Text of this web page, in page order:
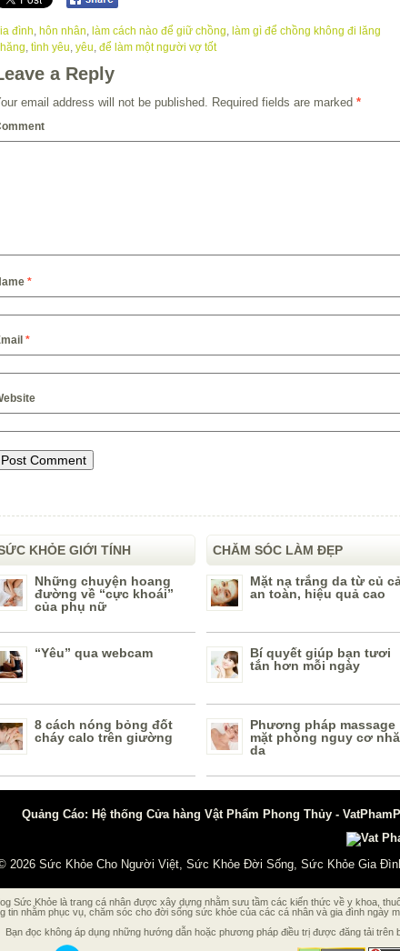
đình hôn nhân làm cách nào để giữ chồng làm gì để chồng không đi lăng
tình yêu yêu để làm một người vợ tốt
a Reply
email address will not be published. Required fields are marked *
*
*
KHỎE GIỚI TÍNH
Những chuyện hoang
đường về “cực khoái”
của phụ nữ
“Yêu” qua webcam
8 cách nóng bỏng đốt
cháy calo trên giường
CHĂM SÓC LÀM ĐẸP
Mặt nạ trắng da từ củ
an toàn, hiệu quả cao
Bí quyết giúp bạn tươi
tắn hơn mỗi ngày
Phương pháp massage
mặt phòng nguy cơ
da
Quảng Cáo: Hệ thống Cửa hàng Vật Phẩm Phong Thủy -
2026 Sức Khỏe Cho Người Việt, Sức Khỏe Đời Sống, Sức Khỏe Gia
Sức Khỏe là trang cá nhân được xây dựng nhằm sưu tầm các kiến thức về y khoa,
tin nhằm phục vụ, chăm sóc cho đời sống sức khỏe của các cá nhân và gia đình ngày
Bạn đọc không áp dụng những hướng dẫn hoặc phương pháp điều trị được đăng tải